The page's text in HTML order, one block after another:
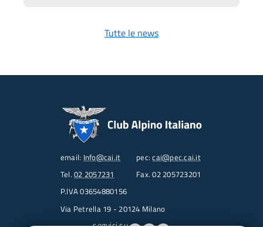
Tutte le news
email: Info@cai.it pec:cai@pec.cai.it
Tel. 02 2057231
Fax. 02 205723201
P.IVA 03654880156
Via Petrella 19 - 20124 Milano